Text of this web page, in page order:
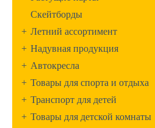
Скейтборды
+ Летний ассортимент
+ Надувная продукция
+ Автокресла
+ Товары для спорта и отдыха
+ Транспорт для детей
+ Товары для детской комнаты